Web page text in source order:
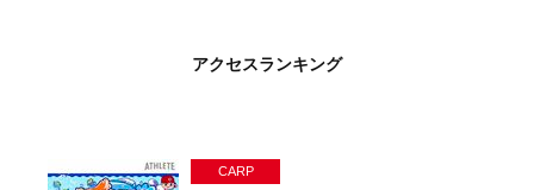
アクセスランキング
CARP